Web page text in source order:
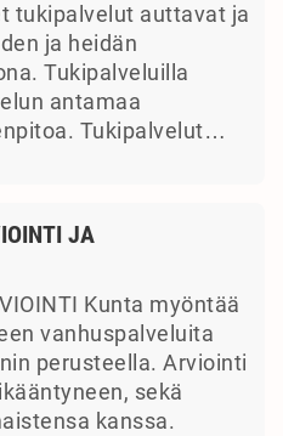
tukipalvelut auttavat ja
ja heidän
Tukipalveluilla
antamaa
Tukipalvelut…
JA
Kunta myöntää
vanhuspalveluita
perusteella. Arviointi
sekä
kanssa.